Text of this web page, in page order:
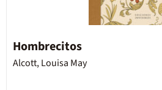
Hombrecitos
Alcott, Louisa May